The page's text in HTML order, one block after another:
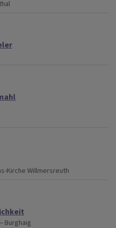
Kirche Willmersreuth
Burghaig